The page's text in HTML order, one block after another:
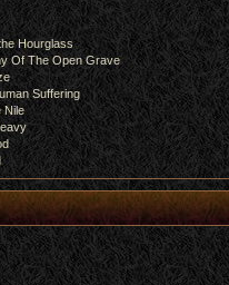
Hourglass
Of The Open Grave
Suffering
Nile